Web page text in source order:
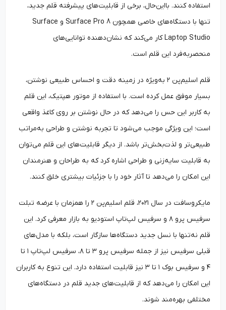
استفاده کنند. بااین‌حال، برخی از قابلیت‌های پیشرفته قلم جدید،
تنها با دستگاه‌های خاصی همچون Surface Pro 8 و Surface
Laptop Studio کار می‌کند که نشان‌دهنده توانایی‌های
منحصربه‌فرد این قلم است.
قلم اسلیم‌پن ۲ به‌ویژه در زمینه دقت و احساس طبیعی نوشتن،
بسیار موفق عمل کرده است. با استفاده از موتور هپتیک، این قلم
به کاربر این حس را می‌دهد که در حال نوشتن بر روی کاغذ واقعی
است؛ این ویژگی موجب می‌شود تا تجربه نوشتن و طراحی به‌‌مراتب
طبیعی‌تر و لذت‌بخش‌تر باشد. از دیگر قابلیت‌های این قلم می‌توان
به قابلیت سایه‌زنی و طراحی اشاره کرد که به طراحان و هنرمندان
این امکان را می‌دهد تا آثار خود را با جزئیات بیشتری خلق کنند.
مایکروسافت در سال ۲۰۲۱، قلم اسلیم‌پن ۲ را همزمان با عرضه تبلت
سرفیس پرو ۸ و سرفیس لپ‌تاپ استودیو به بازار معرفی کرد. این
قلم نه‌‌تنها با نسل جدید دستگاه‌ها سازگار است، بلکه با مدل‌های
قبلی سرفیس نیز از جمله سرفیس پرو ۳ تا ۸، سرفیس لپ‌تاپ ۱ تا
۴ و سرفیس بوک ۱ تا ۳ نیز قابلیت استفاده دارد. این تنوع به کاربران
این امکان را می‌دهد که از قابلیت‌های جدید قلم در دستگاه‌های
مختلفی بهره‌مند شوند.